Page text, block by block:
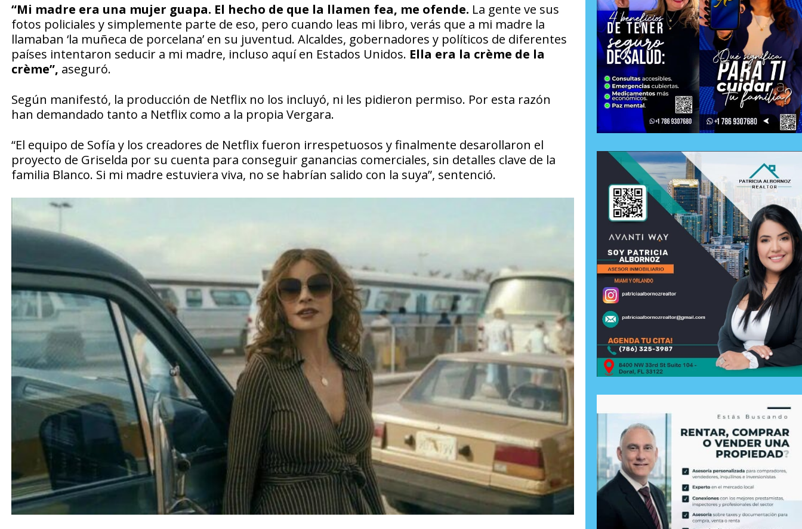
“Mi madre era una mujer guapa. El hecho de que la llamen fea, me ofende. La gente ve sus
fotos policiales y simplemente parte de eso, pero cuando leas mi libro, verás que a mi madre la
llamaban ‘la muñeca de porcelana’ en su juventud. Alcaldes, gobernadores y políticos de diferentes
países intentaron seducir a mi madre, incluso aquí en Estados Unidos. Ella era la crème de la
crème”, aseguró.
Según manifestó, la producción de Netflix no los incluyó, ni les pidieron permiso. Por esta razón
han demandado tanto a Netflix como a la propia Vergara.
“El equipo de Sofía y los creadores de Netflix fueron irrespetuosos y finalmente desarollaron el
proyecto de Griselda por su cuenta para conseguir ganancias comerciales, sin detalles clave de la
familia Blanco. Si mi madre estuviera viva, no se habrían salido con la suya”, sentenció.